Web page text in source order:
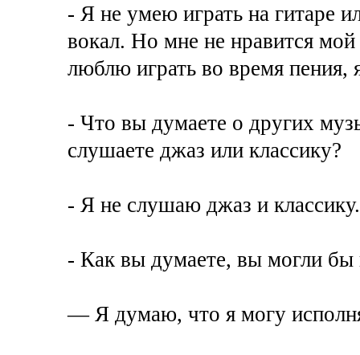
- Я не умею играть на гитаре
вокал. Но мне не нравится
люблю играть во время пения,
- Что вы думаете о других
слушаете джаз или классику?
- Я не слушаю джаз и
- Как вы думаете, вы могли бы
— Я думаю, что я могу